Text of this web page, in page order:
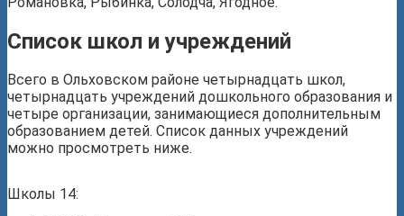
Список школ и учреждений
Всего в Ольховском районе четырнадцать школ,
четырнадцать учреждений дошкольного образования и
четыре организации, занимающиеся дополнительным
образованием детей. Список данных учреждений
можно просмотреть ниже.
Школы 14: